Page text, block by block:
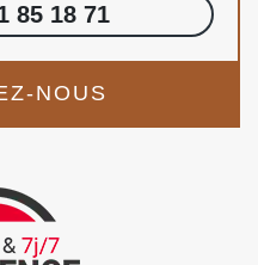
85 18 71
NOUS